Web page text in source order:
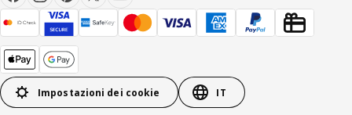
Impostazioni dei cookie IT